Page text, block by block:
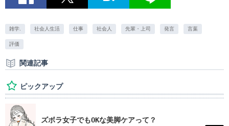
雑学. 社会人生活 仕事 社会人 先輩・上司 発言 言葉
評価
関連記事
ピックアップ
ズボラ女子でもOKな美脚ケアって？